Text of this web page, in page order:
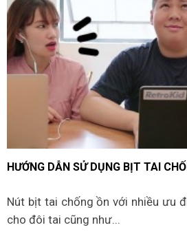
HƯỚNG DẪN SỬ DỤNG BỊT TAI
Nút bịt tai chống ồn với nhiều ưu
cho đôi tai cũng như...